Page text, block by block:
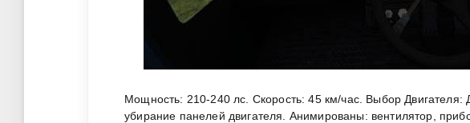
Мощность: 210-240 лс. Скорость: 45 км/час. Выбор
убирание панелей двигателя. Анимированы: вентилятор,